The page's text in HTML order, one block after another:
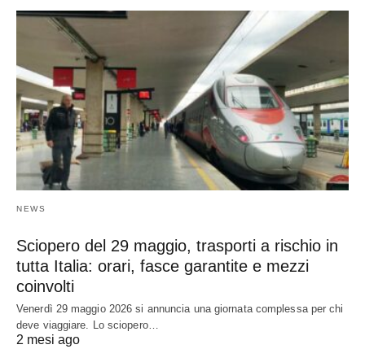
NEWS
Sciopero del 29 maggio, trasporti a rischio in
tutta Italia: orari, fasce garantite e mezzi
coinvolti
Venerdì 29 maggio 2026 si annuncia una giornata complessa per chi
deve viaggiare. Lo sciopero…
2 mesi ago